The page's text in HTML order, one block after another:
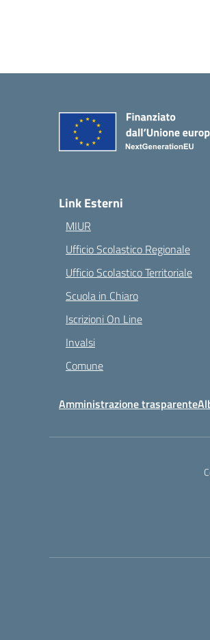
Link Esterni
MIUR
Ufficio Scolastico Regionale
Ufficio Scolastico Territoriale
Scuola in Chiaro
Iscrizioni On Line
Invalsi
Comune
Amministrazione trasparente